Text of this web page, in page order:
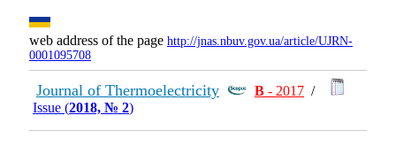
web address of the page http://jnas.nbuv.gov.ua/article/UJRN-
0001095708
Journal of Thermoelectricity В - 2017 /
Issue (2018, № 2)